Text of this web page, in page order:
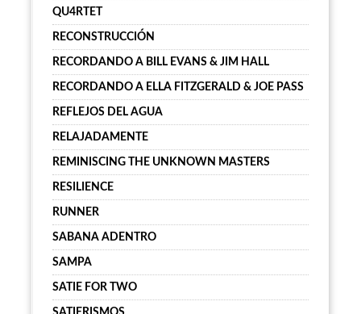
QU4RTET
RECONSTRUCCIÓN
RECORDANDO A BILL EVANS & JIM HALL
RECORDANDO A ELLA FITZGERALD & JOE PASS
REFLEJOS DEL AGUA
RELAJADAMENTE
REMINISCING THE UNKNOWN MASTERS
RESILIENCE
RUNNER
SABANA ADENTRO
SAMPA
SATIE FOR TWO